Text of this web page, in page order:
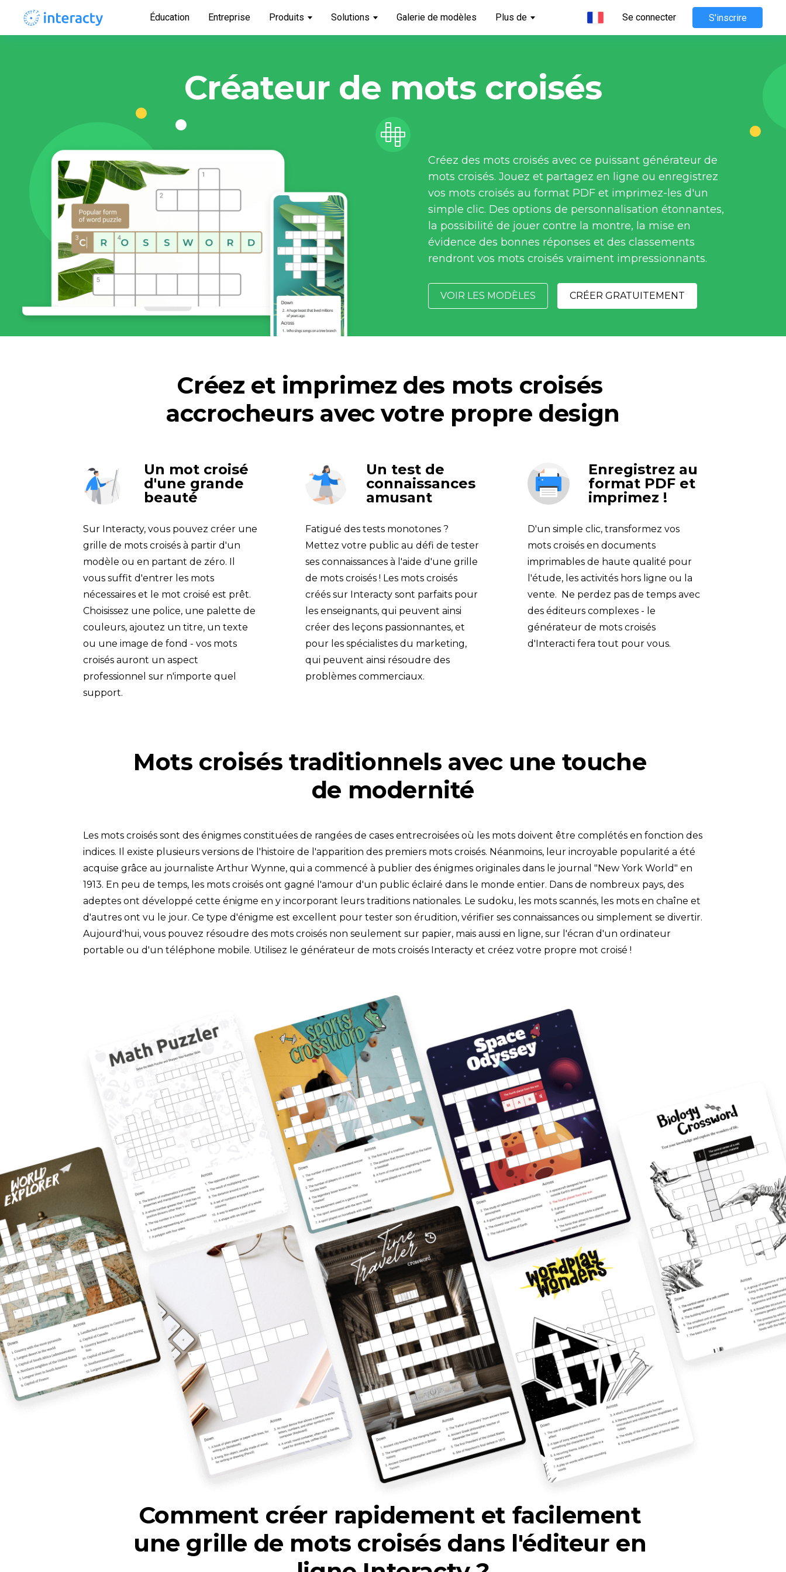
Éducation Entreprise Produits Solutions Galerie de modèles Plus de Se connecter S'inscrire
Créateur de mots croisés
Créez des mots croisés avec ce puissant générateur de
mots croisés. Jouez et partagez en ligne ou enregistrez
vos mots croisés au format PDF et imprimez-les d'un
simple clic. Des options de personnalisation étonnantes,
la possibilité de jouer contre la montre, la mise en
évidence des bonnes réponses et des classements
rendront vos mots croisés vraiment impressionnants.
VOIR LES MODÈLES CRÉER GRATUITEMENT
Créez et imprimez des mots croisés
accrocheurs avec votre propre design
Un mot croisé
d'une grande
beauté
Sur Interacty, vous pouvez créer une
grille de mots croisés à partir d'un
modèle ou en partant de zéro. Il
vous suffit d'entrer les mots
nécessaires et le mot croisé est prêt.
Choisissez une police, une palette de
couleurs, ajoutez un titre, un texte
ou une image de fond - vos mots
croisés auront un aspect
professionnel sur n'importe quel
support.
Un test de
connaissances
amusant
Fatigué des tests monotones ?
Mettez votre public au défi de tester
ses connaissances à l'aide d'une grille
de mots croisés ! Les mots croisés
créés sur Interacty sont parfaits pour
les enseignants, qui peuvent ainsi
créer des leçons passionnantes, et
pour les spécialistes du marketing,
qui peuvent ainsi résoudre des
problèmes commerciaux.
Enregistrez au
format PDF et
imprimez !
D'un simple clic, transformez vos
mots croisés en documents
imprimables de haute qualité pour
l'étude, les activités hors ligne ou la
vente.  Ne perdez pas de temps avec
des éditeurs complexes - le
générateur de mots croisés
d'Interacti fera tout pour vous.
Mots croisés traditionnels avec une touche
de modernité
Les mots croisés sont des énigmes constituées de rangées de cases entrecroisées où les mots doivent être complétés en fonction des
indices. Il existe plusieurs versions de l'histoire de l'apparition des premiers mots croisés. Néanmoins, leur incroyable popularité a été
acquise grâce au journaliste Arthur Wynne, qui a commencé à publier des énigmes originales dans le journal "New York World" en
1913. En peu de temps, les mots croisés ont gagné l'amour d'un public éclairé dans le monde entier. Dans de nombreux pays, des
adeptes ont développé cette énigme en y incorporant leurs traditions nationales. Le sudoku, les mots scannés, les mots en chaîne et
d'autres ont vu le jour. Ce type d'énigme est excellent pour tester son érudition, vérifier ses connaissances ou simplement se divertir.
Aujourd'hui, vous pouvez résoudre des mots croisés non seulement sur papier, mais aussi en ligne, sur l'écran d'un ordinateur
portable ou d'un téléphone mobile. Utilisez le générateur de mots croisés Interacty et créez votre propre mot croisé !
Comment créer rapidement et facilement
une grille de mots croisés dans l'éditeur en